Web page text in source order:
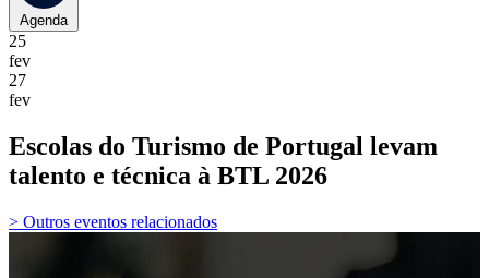
Agenda
25
fev
27
fev
Escolas do Turismo de Portugal levam
talento e técnica à BTL 2026
> Outros eventos relacionados